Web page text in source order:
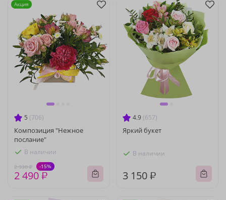
5 (706)
Композиция "Нежное
послание"
В наличии
2 930 ₽ -15%
2 490 ₽
Акция
4.9 (657)
Яркий букет
В наличии
3 150 ₽